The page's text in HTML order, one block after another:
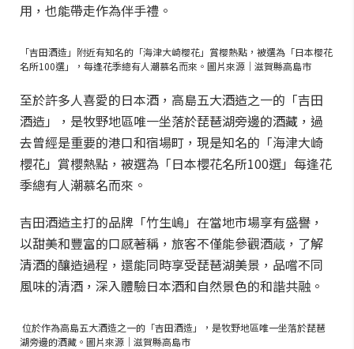
用，也能帶走作為伴手禮。
「吉田酒造」附近有知名的「海津大崎櫻花」賞櫻熱點，被選為「日本櫻花
名所100選」，每逢花季總有人潮慕名而來。圖片來源｜滋賀縣高島市
至於許多人喜愛的日本酒，高島五大酒造之一的「吉田
酒造」，是牧野地區唯一坐落於琵琶湖旁邊的酒藏，過
去曾經是重要的港口和宿場町，現是知名的「海津大崎
櫻花」賞櫻熱點，被選為「日本櫻花名所100選」每逢花
季總有人潮慕名而來。
吉田酒造主打的品牌「竹生嶋」在當地市場享有盛譽，
以甜美和豐富的口感著稱，旅客不僅能參觀酒蔵，了解
清酒的釀造過程，還能同時享受琵琶湖美景，品嚐不同
風味的清酒，深入體驗日本酒和自然景色的和諧共融。
位於作為高島五大酒造之一的「吉田酒造」，是牧野地區唯一坐落於琵琶
湖旁邊的酒藏。圖片來源｜滋賀縣高島市